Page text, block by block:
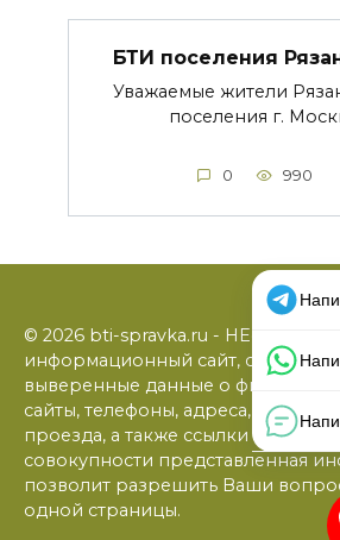
БТИ поселения
Уважаемые жители
поселения г.
0 990
© 2026 bti-spravka.ru -
информационный сайт,
выверенные данные о филиалах
сайты, телефоны, адреса, графики
проезда, а также ссылки на
совокупности представленная
позволит разрешить Ваши
одной страницы.